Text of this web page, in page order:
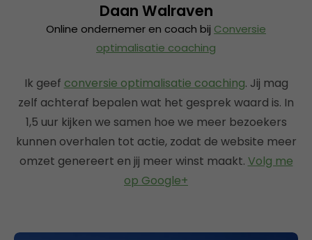
Daan Walraven
Online ondernemer en coach bij Conversie
optimalisatie coaching
Ik geef conversie optimalisatie coaching. Jij mag
zelf achteraf bepalen wat het gesprek waard is. In
1,5 uur kijken we samen hoe we meer bezoekers
kunnen overhalen tot actie, zodat de website meer
omzet genereert en jij meer winst maakt. Volg me
op Google+